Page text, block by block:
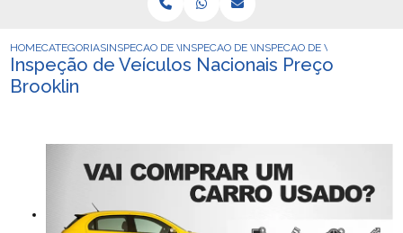
HOMECATEGORIASINSPECAO DE VEICULOSINSPECAO DE VEICULO PARA MOTORISTAS
INSPECAO DE VEICULOS
Inspeção de Veículos Nacionais Preço
Brooklin